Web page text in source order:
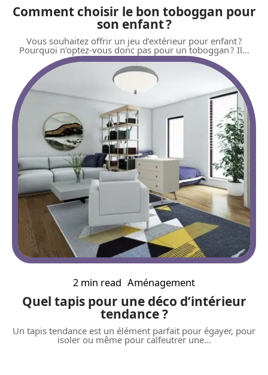
Comment choisir le bon toboggan pour
son enfant ?
Vous souhaitez offrir un jeu d’extérieur pour enfant ?
Pourquoi n’optez-vous donc pas pour un toboggan ? Il…
2 min read Aménagement
Quel tapis pour une déco d’intérieur
tendance ?
Un tapis tendance est un élément parfait pour égayer, pour
isoler ou même pour calfeutrer une…